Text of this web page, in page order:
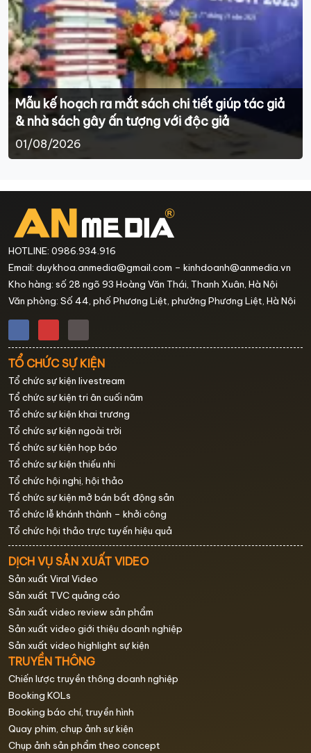
Mẫu kế hoạch ra mắt sách chi tiết giúp tác giả
& nhà sách gây ấn tượng với độc giả
01/08/2026
HOTLINE: 0986.934.916
Email: duykhoa.anmedia@gmail.com – kinhdoanh@anmedia.vn
Kho hàng: số 28 ngõ 93 Hoàng Văn Thái, Thanh Xuân, Hà Nội
Văn phòng: Số 44, phố Phương Liệt, phường Phương Liệt, Hà Nội
TỔ CHỨC SỰ KIỆN
Tổ chức sự kiện livestream
Tổ chức sự kiện tri ân cuối năm
Tổ chức sự kiện khai trương
Tổ chức sự kiện ngoài trời
Tổ chức sự kiện họp báo
Tổ chức sự kiện thiếu nhi
Tổ chức hội nghị, hội thảo
Tổ chức sự kiện mở bán bất động sản
Tổ chức lễ khánh thành – khởi công
Tổ chức hội thảo trực tuyến hiệu quả
DỊCH VỤ SẢN XUẤT VIDEO
Sản xuất Viral Video
Sản xuất TVC quảng cáo
Sản xuất video review sản phẩm
Sản xuất video giới thiệu doanh nghiệp
Sản xuất video highlight sự kiện
TRUYỀN THÔNG
Chiến lược truyền thông doanh nghiệp
Booking KOLs
Booking báo chí, truyền hình
Quay phim, chụp ảnh sự kiện
Chụp ảnh sản phẩm theo concept